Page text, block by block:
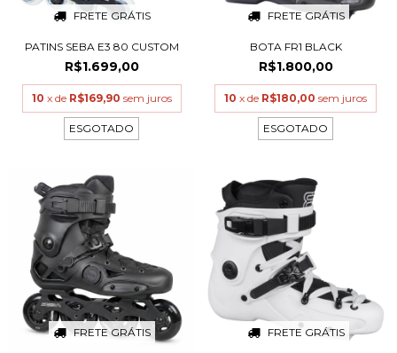
FRETE GRÁTIS
PATINS SEBA E3 80 CUSTOM
R$1.699,00
10 x de R$169,90 sem juros
ESGOTADO
FRETE GRÁTIS
BOTA FR1 BLACK
R$1.800,00
10 x de R$180,00 sem juros
ESGOTADO
FRETE GRÁTIS FRETE GRÁTIS